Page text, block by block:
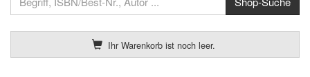
Ihr Warenkorb ist noch leer.